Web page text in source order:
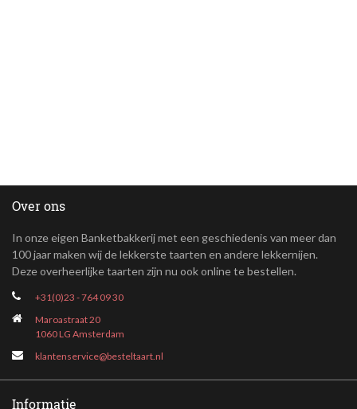
Over ons
In onze eigen Banketbakkerij met een geschiedenis van meer dan
100 jaar maken wij de lekkerste taarten en andere lekkernijen.
Deze overheerlijke taarten zijn nu ook online te bestellen.
+31(0)23 - 764 09 30
Maroastraat 20
1060 LG Amsterdam
klantenservice@besteltaart.nl
Informatie